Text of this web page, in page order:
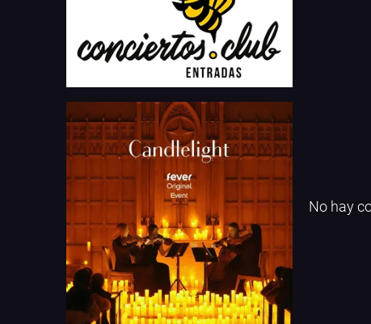
No hay